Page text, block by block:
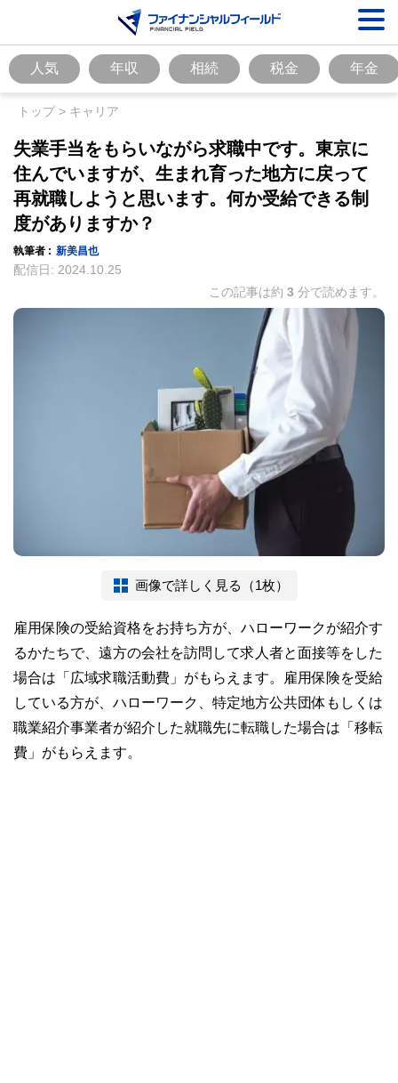
人気 年収 相続 税金 年金
トップ> キャリア
失業手当をもらいながら求職中です。東京に
住んでいますが、生まれ育った地方に戻って
再就職しようと思います。何か受給できる制
度がありますか？
執筆者 : 新美昌也
配信日: 2024.10.25
この記事は約 3 分で読めます。
画像で詳しく見る（1枚）
雇用保険の受給資格をお持ち方が、ハローワークが紹介す
るかたちで、遠方の会社を訪問して求人者と面接等をした
場合は「広域求職活動費」がもらえます。雇用保険を受給
している方が、ハローワーク、特定地方公共団体もしくは
職業紹介事業者が紹介した就職先に転職した場合は「移転
費」がもらえます。